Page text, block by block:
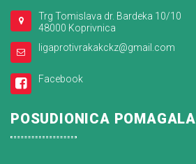
Trg Tomislava dr. Bardeka 10/10
48000 Koprivnica
ligaprotivrakakckz@gmail.com
Facebook
POSUDIONICA POMAGALA